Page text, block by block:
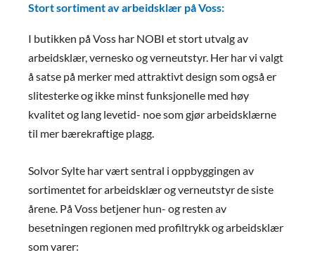
Stort sortiment av arbeidsklær på Voss:
I butikken på Voss har NOBI et stort utvalg av
arbeidsklær, vernesko og verneutstyr. Her har vi valgt
å satse på merker med attraktivt design som også er
slitesterke og ikke minst funksjonelle med høy
kvalitet og lang levetid- noe som gjør arbeidsklærne
til mer bærekraftige plagg.
Solvor Sylte har vært sentral i oppbyggingen av
sortimentet for arbeidsklær og verneutstyr de siste
årene. På Voss betjener hun- og resten av
besetningen regionen med profiltrykk og arbeidsklær
som varer: